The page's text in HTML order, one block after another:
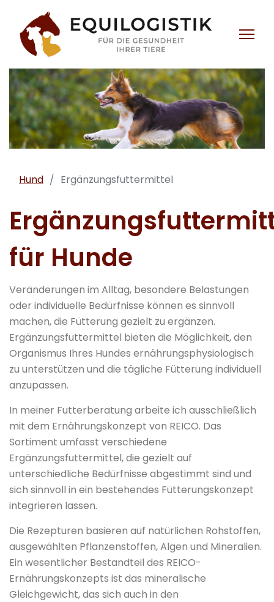
Hund Ergänzungsfuttermittel
für Hunde
Veränderungen im Alltag, besondere Belastungen
oder individuelle Bedürfnisse können es sinnvoll
machen, die Fütterung gezielt zu ergänzen.
Ergänzungsfuttermittel bieten die Möglichkeit, den
Organismus Ihres Hundes ernährungsphysiologisch
zu unterstützen und die tägliche Fütterung individuell
anzupassen.
In meiner Futterberatung arbeite ich ausschließlich
mit dem Ernährungskonzept von REICO. Das
Sortiment umfasst verschiedene
Ergänzungsfuttermittel, die gezielt auf
unterschiedliche Bedürfnisse abgestimmt sind und
sich sinnvoll in ein bestehendes Fütterungskonzept
integrieren lassen.
Die Rezepturen basieren auf natürlichen Rohstoffen,
ausgewählten Pflanzenstoffen, Algen und Mineralien.
Ein wesentlicher Bestandteil des REICO-
Ernährungskonzepts ist das mineralische
Gleichgewicht, das sich auch in den